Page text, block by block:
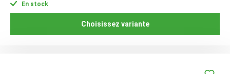
En stock
Choisissez variante